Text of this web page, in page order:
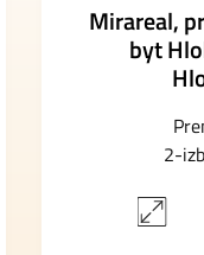
Mirareal,
byt
2-